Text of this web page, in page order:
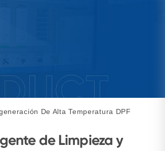
De Alta Temperatura DPF
de Limpieza y